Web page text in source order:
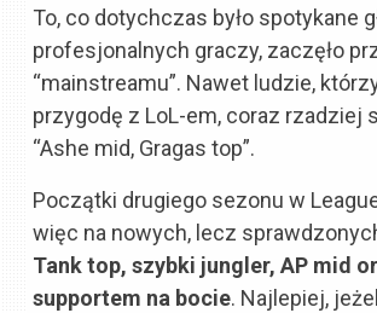
To, co dotychczas było spotykane
profesjonalnych graczy, zaczęło
“mainstreamu”. Nawet ludzie,
przygodę z LoL-em, coraz rzadziej
“Ashe mid, Gragas top”.
Początki drugiego sezonu w
więc na nowych, lecz
Tank top, szybki jungler, AP mid
supportem na bocie. Najlepiej,